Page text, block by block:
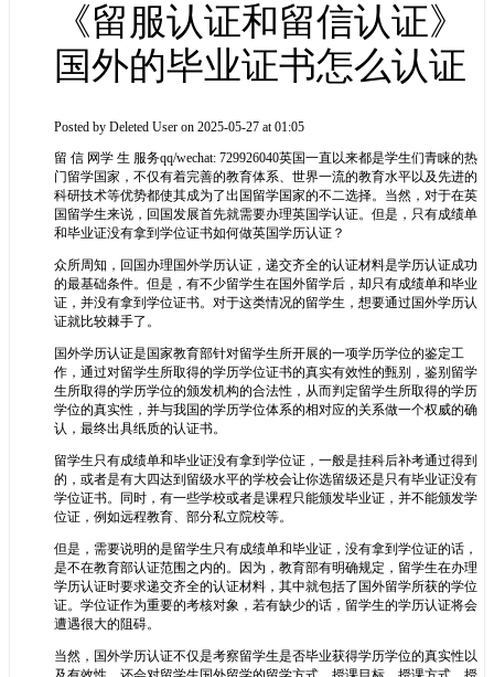
《留服认证和留信认证》
国外的毕业证书怎么认证
Posted by Deleted User on 2025-05-27 at 01:05
留 信 网学 生 服务qq/wechat: 729926040英国一直以来都是学生们青睐的热
门留学国家，不仅有着完善的教育体系、世界一流的教育水平以及先进的
科研技术等优势都使其成为了出国留学国家的不二选择。当然，对于在英
国留学生来说，回国发展首先就需要办理英国学认证。但是，只有成绩单
和毕业证没有拿到学位证书如何做英国学历认证？
众所周知，回国办理国外学历认证，递交齐全的认证材料是学历认证成功
的最基础条件。但是，有不少留学生在国外留学后，却只有成绩单和毕业
证，并没有拿到学位证书。对于这类情况的留学生，想要通过国外学历认
证就比较棘手了。
国外学历认证是国家教育部针对留学生所开展的一项学历学位的鉴定工
作，通过对留学生所取得的学历学位证书的真实有效性的甄别，鉴别留学
生所取得的学历学位的颁发机构的合法性，从而判定留学生所取得的学历
学位的真实性，并与我国的学历学位体系的相对应的关系做一个权威的确
认，最终出具纸质的认证书。
留学生只有成绩单和毕业证没有拿到学位证，一般是挂科后补考通过得到
的，或者是有大四达到留级水平的学校会让你选留级还是只有毕业证没有
学位证书。同时，有一些学校或者是课程只能颁发毕业证，并不能颁发学
位证，例如远程教育、部分私立院校等。
但是，需要说明的是留学生只有成绩单和毕业证，没有拿到学位证的话，
是不在教育部认证范围之内的。因为，教育部有明确规定，留学生在办理
学历认证时要求递交齐全的认证材料，其中就包括了国外留学所获的学位
证。学位证作为重要的考核对象，若有缺少的话，留学生的学历认证将会
遭遇很大的阻碍。
当然，国外学历认证不仅是考察留学生是否毕业获得学历学位的真实性以